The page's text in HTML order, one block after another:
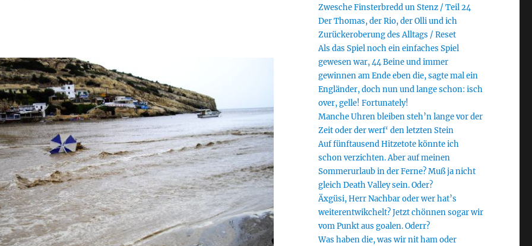
Zwesche Finsterbredd un Stenz / Teil 24
Der Thomas, der Rio, der Olli und ich
Zurückeroberung des Alltags / Reset
Als das Spiel noch ein einfaches Spiel
gewesen war, 44 Beine und immer
gewinnen am Ende eben die, sagte mal ein
Engländer, doch nun und lange schon: isch
over, gelle! Fortunately!
Manche Uhren bleiben steh’n lange vor der
Zeit oder der werf‘ den letzten Stein
Auf fünftausend Hitzetote könnte ich
schon verzichten. Aber auf meinen
Sommerurlaub in der Ferne? Muß ja nicht
gleich Death Valley sein. Oder?
Äxgüsi, Herr Nachbar oder wer hat’s
weiterentwikchelt? Jetzt chönnen sogar wir
vom Punkt aus goalen. Oderr?
Was haben die, was wir nit ham oder